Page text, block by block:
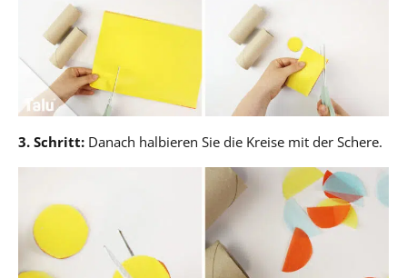
3. Schritt: Danach halbieren Sie die Kreise mit der Schere.